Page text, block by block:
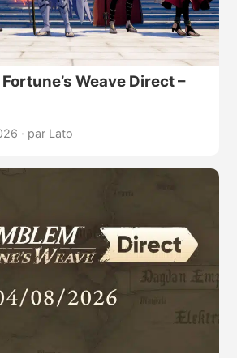
Weave Direct –
· par Lato